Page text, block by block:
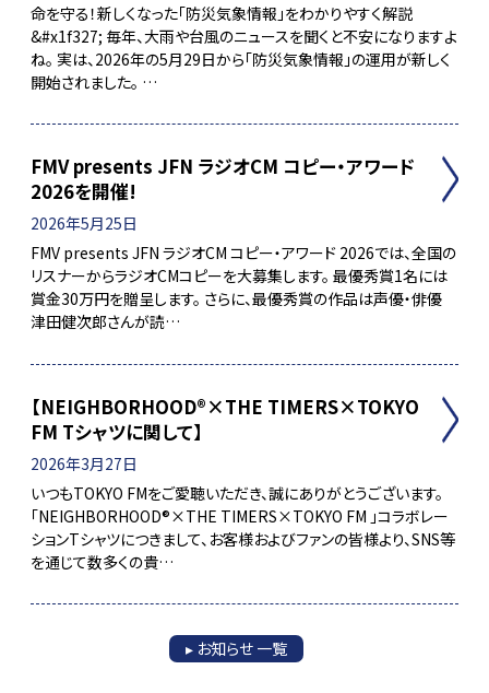
命を守る！新しくなった「防災気象情報」をわかりやすく解説
&#x1f327;️ 毎年、大雨や台風のニュースを聞くと不安になりますよ
ね。 実は、2026年の5月29日から「防災気象情報」の運用が新しく
開始されました。 …
FMV presents JFN ラジオCM コピー・アワード
2026を開催!
2026年5月25日
FMV presents JFN ラジオCM コピー・アワード 2026では、全国の
リスナーからラジオCMコピーを大募集します。 最優秀賞1名には
賞金30万円を贈呈します。 さらに、最優秀賞の作品は声優・俳優
津田健次郎さんが読…
【NEIGHBORHOOD®×THE TIMERS×TOKYO
FM Tシャツに関して】
2026年3月27日
いつもTOKYO FMをご愛聴いただき、誠にありがとうございます。
「NEIGHBORHOOD®×THE TIMERS×TOKYO FM 」コラボレー
ションTシャツにつきまして、お客様およびファンの皆様より、SNS等
を通じて数多くの貴…
▸ お知らせ 一覧